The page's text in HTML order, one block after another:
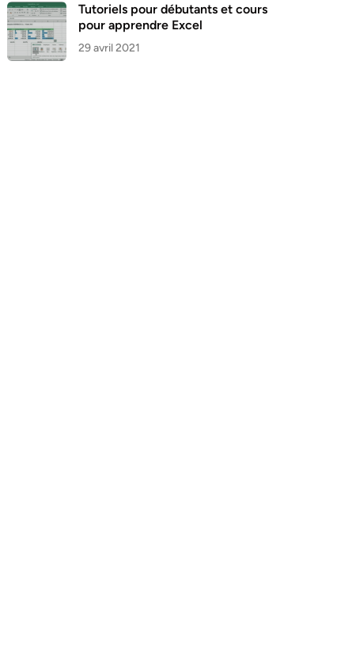
Tutoriels pour débutants et cours
pour apprendre Excel
29 avril 2021